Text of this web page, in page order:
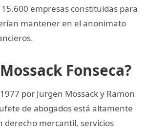
empresas constituidas para
mantener en el anonimato
Fonseca?
por Jurgen Mossack y Ramon
de abogados está altamente
derecho mercantil, servicios